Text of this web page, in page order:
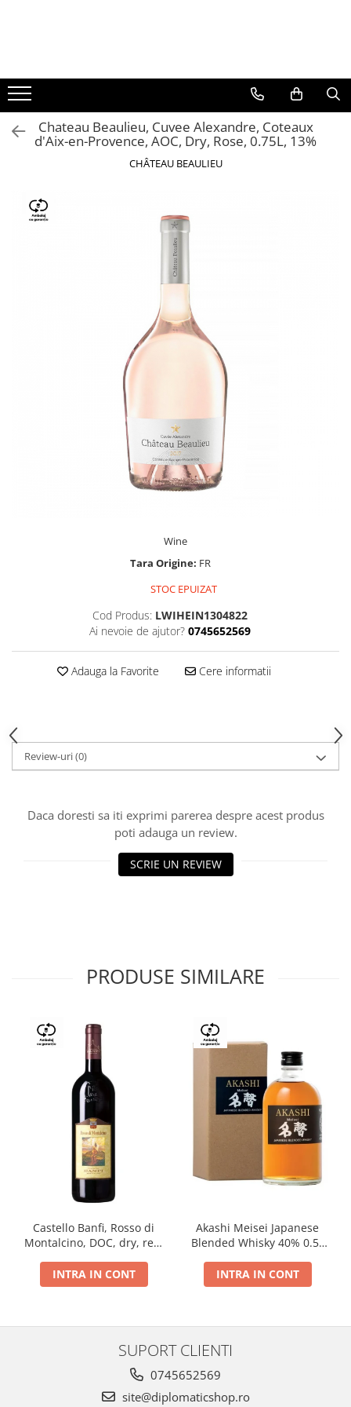
BERE
CAFEA
DEODORANTE
PARFUMURI
Chateau Beaulieu, Cuvee Alexandre, Coteaux
d'Aix-en-Provence, AOC, Dry, Rose, 0.75L, 13%
CHÂTEAU BEAULIEU
Wine
Tara Origine: FR
STOC EPUIZAT
Cod Produs: LWIHEIN1304822
Ai nevoie de ajutor? 0745652569
Adauga la Favorite Cere informatii
Review-uri(0)
Daca doresti sa iti exprimi parerea despre acest produs
poti adauga un review.
SCRIE UN REVIEW
PRODUSE SIMILARE
Castello Banfi, Rosso di
Montalcino, DOC, dry, red,
INTRA IN CONT
Akashi Meisei Japanese
Blended Whisky 40% 0.5L
INTRA IN CONT
SUPORT CLIENTI
0745652569
site@diplomaticshop.ro